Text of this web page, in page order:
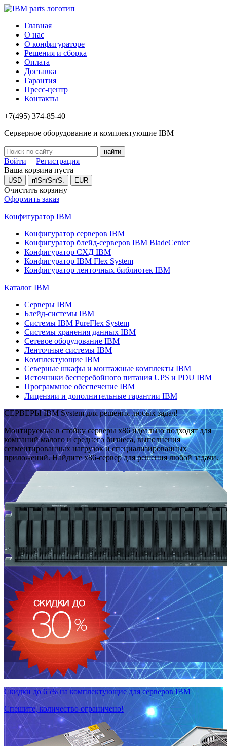
Главная
О нас
О конфигураторе
Решения и сборка
Оплата
Доставка
Гарантия
Пресс-центр
Контакты
+7(495) 374-85-40
Серверное оборудование и комплектующие IBM
Войти | Регистрация
Ваша корзина пуста
USD пїЅпїЅпїЅ. EUR
Очистить корзину
Оформить заказ
Конфигуратор IBM
Конфигуратор серверов IBM
Конфигуратор блейд-серверов IBM BladeCenter
Конфигуратор СХД IBM
Конфигуратор IBM Flex System
Конфигуратор ленточных библиотек IBM
Каталог IBM
Серверы IBM
Блейд-системы IBM
Системы IBM PureFlex System
Системы хранения данных IBM
Сетевое оборудование IBM
Ленточные системы IBM
Комплектующие IBM
Северные шкафы и монтажные комплекты IBM
Источники бесперебойного питания UPS и PDU IBM
Программное обеспечение IBM
Лицензии и дополнительные гарантии IBM
СЕРВЕРЫ IBM System для решения любых задач!
Монтируемые в стойку серверы x86 идеально подходят для
компаний малого и среднего бизнеса, выполнения
сегментированных нагрузок и специализированных
приложений. Найдите x86-сервер для решения любой задачи.
Скидки до 65% на комплектующие для серверов IBM
Спешите, количество ограничено!